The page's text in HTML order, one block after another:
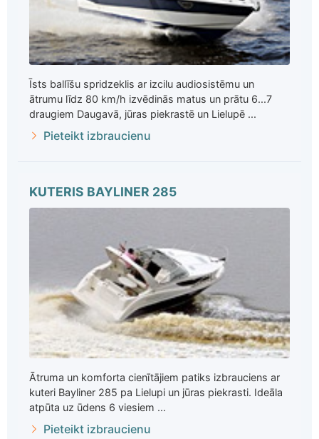
Īsts ballīšu spridzeklis ar izcilu audiosistēmu un
ātrumu līdz 80 km/h izvēdinās matus un prātu 6...7
draugiem Daugavā, jūras piekrastē un Lielupē ...
Pieteikt izbraucienu
KUTERIS BAYLINER 285
Ātruma un komforta cienītājiem patiks izbrauciens ar
kuteri Bayliner 285 pa Lielupi un jūras piekrasti. Ideāla
atpūta uz ūdens 6 viesiem ...
Pieteikt izbraucienu